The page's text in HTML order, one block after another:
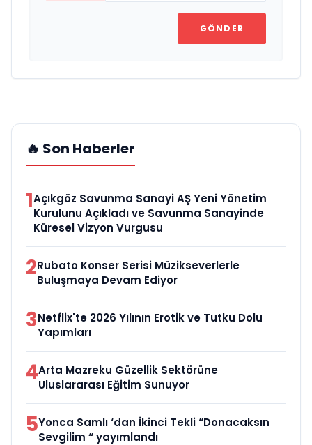
GÖNDER
🔥 Son Haberler
1Açıkgöz Savunma Sanayi AŞ Yeni Yönetim
Kurulunu Açıkladı ve Savunma Sanayinde
Küresel Vizyon Vurgusu
2Rubato Konser Serisi Müzikseverlerle
Buluşmaya Devam Ediyor
3Netflix'te 2026 Yılının Erotik ve Tutku Dolu
Yapımları
4Arta Mazreku Güzellik Sektörüne
Uluslararası Eğitim Sunuyor
5Yonca Samlı ‘dan İkinci Tekli “Donacaksın
Sevgilim “ yayımlandı